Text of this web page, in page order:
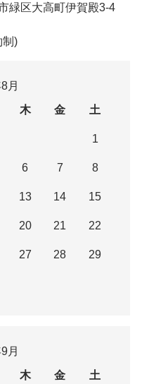
緑区大高町伊賀殿3-4
制)
月
木 金 土
1
6 7 8
13 14 15
20 21 22
27 28 29
月
木 金 土